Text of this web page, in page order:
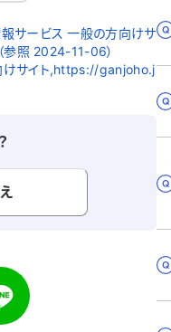
サービス 一般の方向けサ
照 2024-11-06）
けサイト,https://ganjoho.j